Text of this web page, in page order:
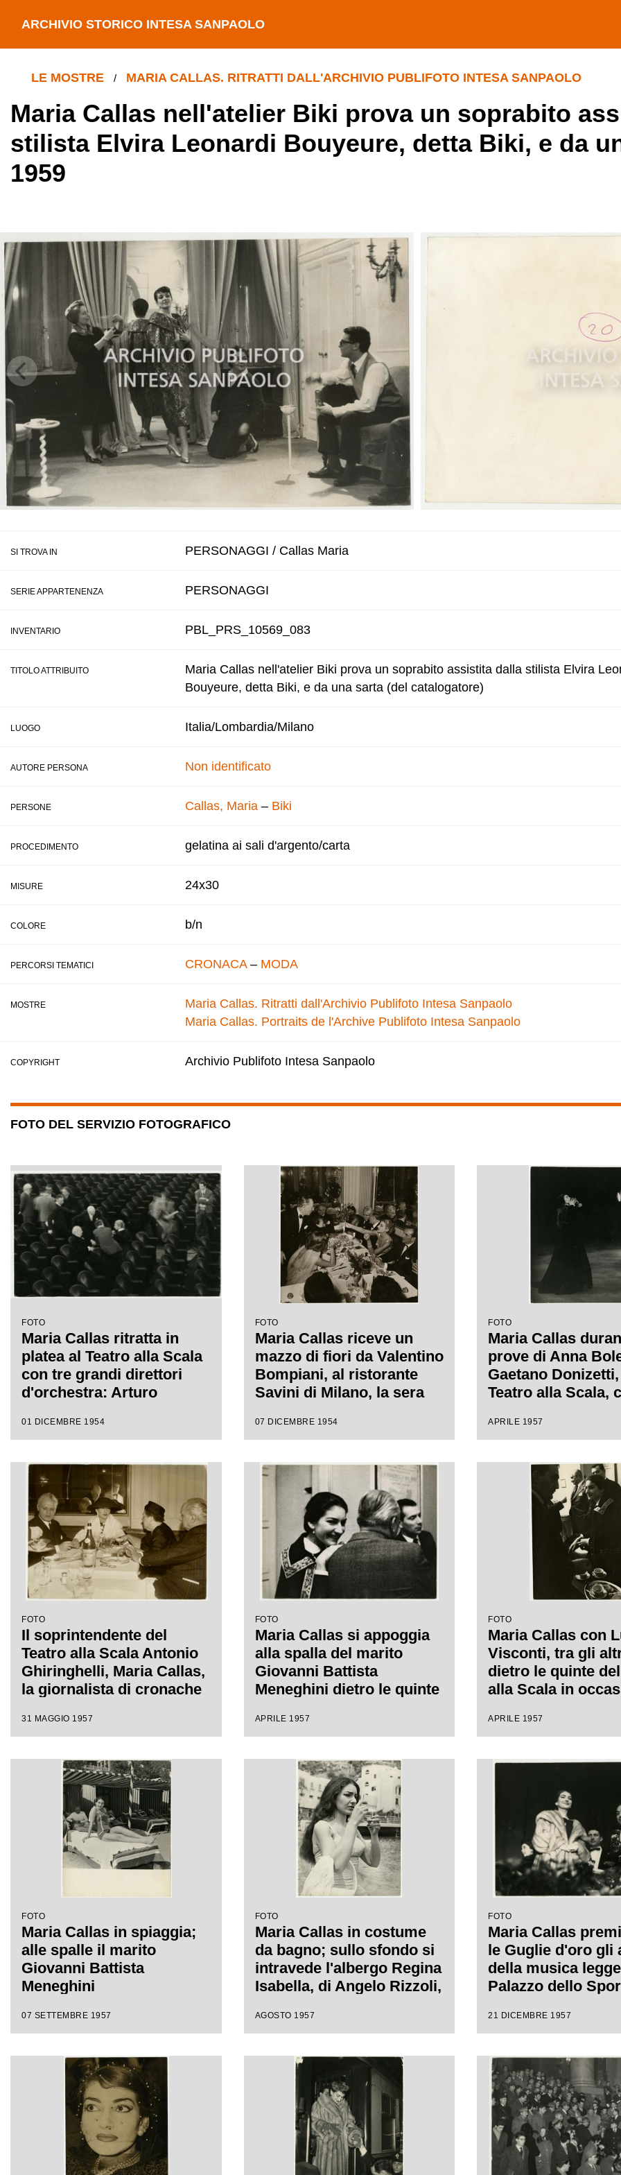
ARCHIVIO STORICO INTESA SANPAOLO
LE MOSTRE / MARIA CALLAS. RITRATTI DALL'ARCHIVIO PUBLIFOTO INTESA SANPAOLO
Maria Callas nell'atelier Biki prova un soprabito
stilista Elvira Leonardi Bouyeure, detta Biki, e da
1959
SI TROVA IN PERSONAGGI / Callas Maria
SERIE APPARTENENZA PERSONAGGI
INVENTARIO PBL_PRS_10569_083
TITOLO ATTRIBUITO
Maria Callas nell'atelier Biki prova un soprabito assistita dalla stilista Elvira
Bouyeure, detta Biki, e da una sarta (del catalogatore)
LUOGO Italia/Lombardia/Milano
AUTORE PERSONA Non identificato
PERSONE Callas, Maria – Biki
PROCEDIMENTO gelatina ai sali d'argento/carta
MISURE 24x30
COLORE b/n
PERCORSI TEMATICI CRONACA– MODA
MOSTRE
Maria Callas. Ritratti dall'Archivio Publifoto Intesa Sanpaolo
Maria Callas. Portraits de l'Archive Publifoto Intesa Sanpaolo
COPYRIGHT Archivio Publifoto Intesa Sanpaolo
FOTO DEL SERVIZIO FOTOGRAFICO
FOTO
Maria Callas ritratta in
platea al Teatro alla Scala
con tre grandi direttori
d'orchestra: Arturo
Sabata e Antonino Votto,
prove de La Vestale,
opera che il 7 dicembre
1954 avrebbe inaugurato
la stagione lirica scaligera
01 DICEMBRE 1954
FOTO
Maria Callas riceve un
mazzo di fiori da Valentino
Bompiani, al ristorante
Savini di Milano, la sera
di Gaspare Spontini. Alla
Luchino Visconti, a capo
tavola il marito Giovanni
Battista Meneghini, a
sinistra del quale è seduto
il soprintendente del
Teatro alla Scala Antonio
Ghiringhelli
07 DICEMBRE 1954
FOTO
Maria Callas
prove di Anna
Gaetano
Teatro alla Scala,
APRILE 1957
FOTO
Il soprintendente del
Teatro alla Scala Antonio
Ghiringhelli, Maria Callas,
la giornalista di cronache
marito della soprano
Meneghini al ristorante
Savini a Milano
31 MAGGIO 1957
FOTO
Maria Callas si appoggia
alla spalla del marito
Giovanni Battista
Meneghini dietro le quinte
occasione delle prove di
Donizetti
APRILE 1957
FOTO
Maria Callas con
Visconti, tra gli
dietro le quinte
alla Scala in
Bolena; sullo
Meneghini
APRILE 1957
FOTO
Maria Callas in spiaggia;
alle spalle il marito
Giovanni Battista
Meneghini
07 SETTEMBRE 1957
FOTO
Maria Callas in costume
da bagno; sullo sfondo si
intravede l'albergo Regina
Isabella, di Angelo Rizzoli,
alloggiava
AGOSTO 1957
FOTO
Maria Callas
le Guglie d'oro gli
della musica
Palazzo dello
Gran galà della
Latilla.
21 DICEMBRE 1957